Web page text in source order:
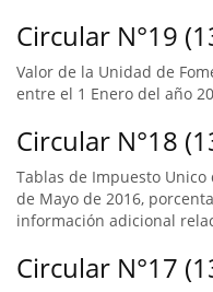
Circular N°19
Valor de la Unidad de
entre el 1 Enero del año
Circular N°18
Tablas de Impuesto
de Mayo de 2016,
información adicional
Circular N°17